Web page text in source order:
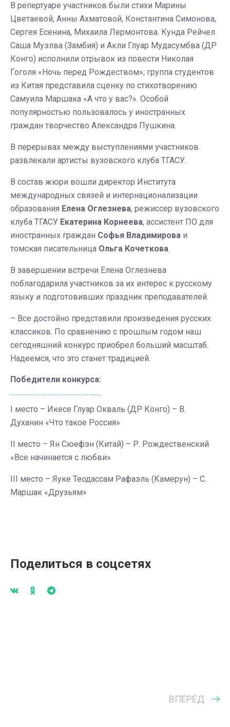
В репертуаре участников были стихи Марины
Цветаевой, Анны Ахматовой, Константина Симонова,
Сергея Есенина, Михаила Лермонтова. Кунда Рейчел
Саша Муэлва (Замбия) и Акли Глуар Мудасумбва (ДР
Конго) исполнили отрывок из повести Николая
Гоголя «Ночь перед Рождеством»; группа студентов
из Китая представила сценку по стихотворению
Самуила Маршака «А что у вас?». Особой
популярностью пользовалось у иностранных
граждан творчество Александра Пушкина.
В перерывах между выступлениями участников
развлекали артисты вузовского клуба ТГАСУ.
В состав жюри вошли директор Института
международных связей и интернационализации
образования Елена Оглезнева, режиссер вузовского
клуба ТГАСУ Екатерина Корнеева, ассистент ПО для
иностранных граждан Софья Владимирова и
томская писательница Ольга Кочеткова.
В завершении встречи Елена Оглезнева
поблагодарила участников за их интерес к русскому
языку и подготовивших праздник преподавателей.
– Все достойно представили произведения русских
классиков. По сравнению с прошлым годом наш
сегодняшний конкурс приобрел больший масштаб.
Надеемся, что это станет традицией.
Победители конкурса:
I место – Икесе Глуар Окваль (ДР Конго) – В.
Духанин «Что такое Россия»
II место – Ян Сюефэн (Китай) – Р. Рождественский
«Все начинается с любви»
III место – Яуке Теодассам Рафаэль (Камерун) – С.
Маршак «Друзьям»
Поделиться в соцсетях
ВПЕРЁД